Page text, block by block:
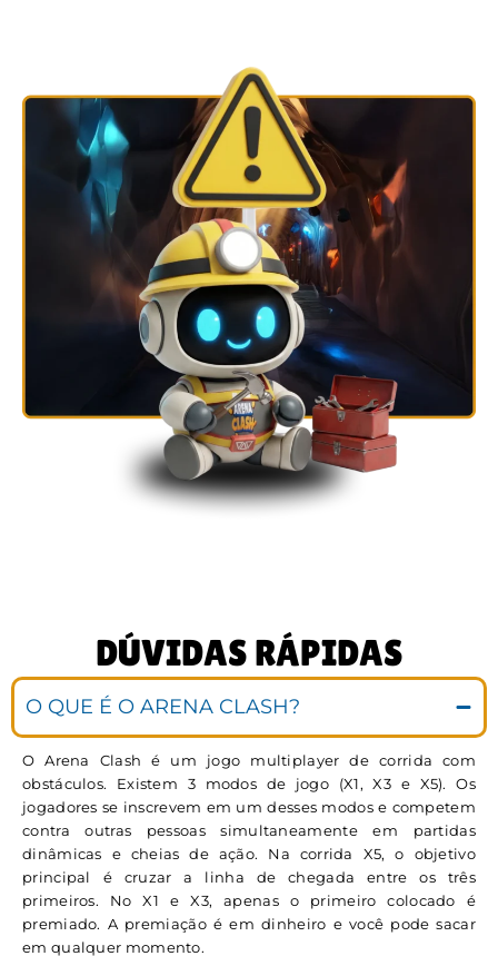
DÚVIDAS RÁPIDAS
O QUE É O ARENA CLASH?
O Arena Clash é um jogo multiplayer de corrida com
obstáculos. Existem 3 modos de jogo (X1, X3 e X5). Os
jogadores se inscrevem em um desses modos e competem
contra outras pessoas simultaneamente em partidas
dinâmicas e cheias de ação. Na corrida X5, o objetivo
principal é cruzar a linha de chegada entre os três
primeiros. No X1 e X3, apenas o primeiro colocado é
premiado. A premiação é em dinheiro e você pode sacar
em qualquer momento.